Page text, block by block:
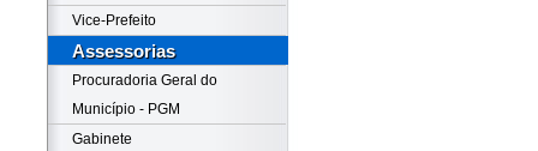
Vice-Prefeito
Assessorias
Procuradoria Geral do
Município - PGM
Gabinete